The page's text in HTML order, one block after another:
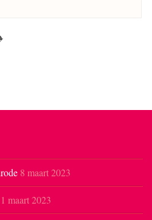
8 maart 2023
1 maart 2023